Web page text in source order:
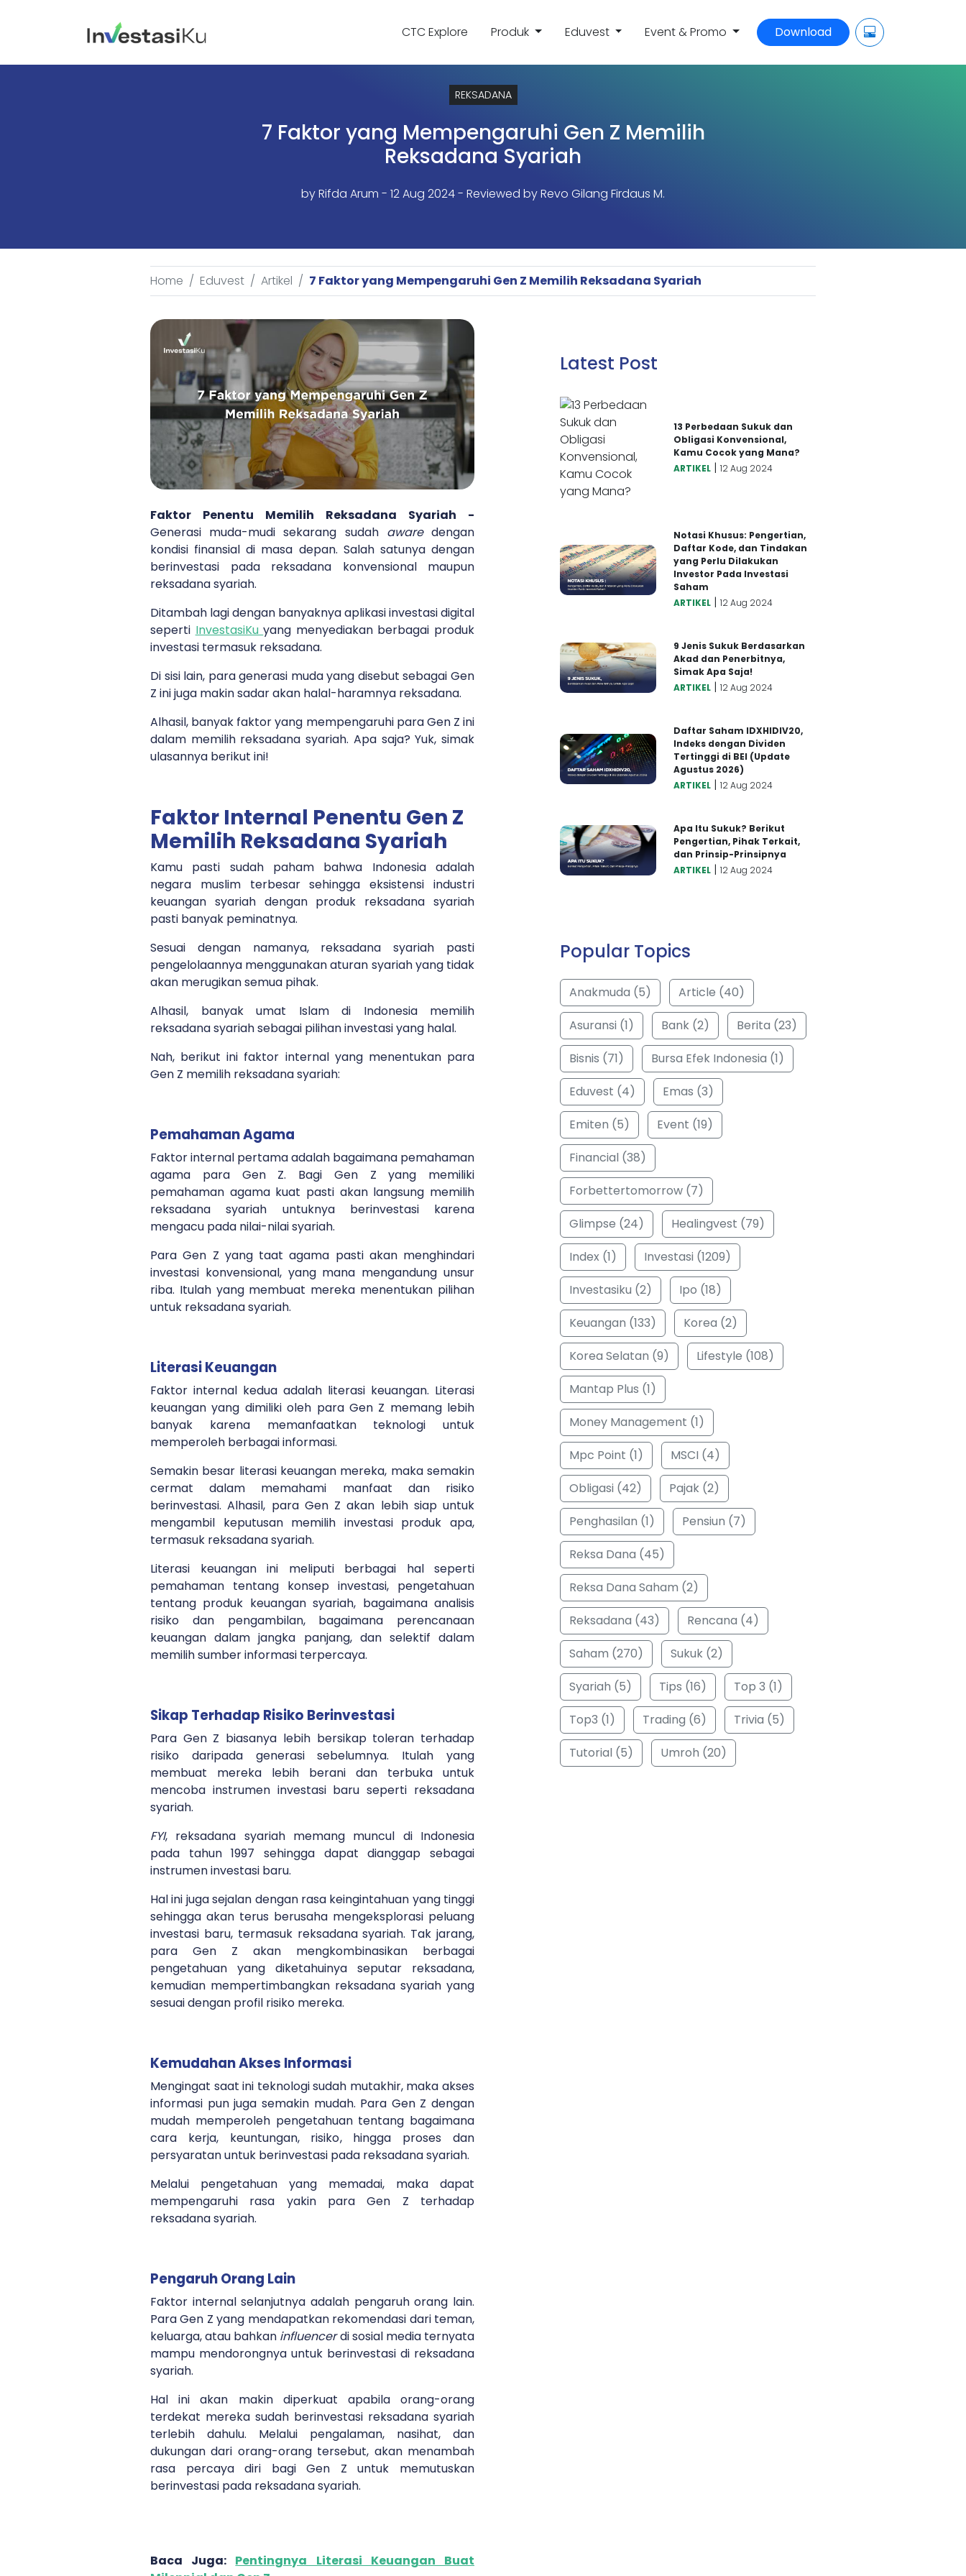
CTC Explore Produk Eduvest Event & Promo Download
REKSADANA
7 Faktor yang Mempengaruhi Gen Z Memilih
Reksadana Syariah
byRifda Arum - 12 Aug 2024 - Reviewed by Revo Gilang Firdaus M.
Home Eduvest Artikel 7 Faktor yang Mempengaruhi Gen Z Memilih Reksadana Syariah
Faktor Penentu Memilih Reksadana Syariah -
Generasi muda-mudi sekarang sudah awaredengan
kondisi finansial di masa depan. Salah satunya dengan
berinvestasi pada reksadana konvensional maupun
reksadana syariah.
Ditambah lagi dengan banyaknya aplikasi investasi digital
seperti InvestasiKuyang menyediakan berbagai produk
investasi termasuk reksadana.
Di sisi lain, para generasi muda yang disebut sebagai Gen
Z ini juga makin sadar akan halal-haramnya reksadana.
Alhasil, banyak faktor yang mempengaruhi para Gen Z ini
dalam memilih reksadana syariah. Apa saja? Yuk, simak
ulasannya berikut ini!
Faktor Internal Penentu Gen Z
Memilih Reksadana Syariah
Kamu pasti sudah paham bahwa Indonesia adalah
negara muslim terbesar sehingga eksistensi industri
keuangan syariah dengan produk reksadana syariah
pasti banyak peminatnya.
Sesuai dengan namanya, reksadana syariah pasti
pengelolaannya menggunakan aturan syariah yang tidak
akan merugikan semua pihak.
Alhasil, banyak umat Islam di Indonesia memilih
reksadana syariah sebagai pilihan investasi yang halal.
Nah, berikut ini faktor internal yang menentukan para
Gen Z memilih reksadana syariah:
Pemahaman Agama
Faktor internal pertama adalah bagaimana pemahaman
agama para Gen Z. Bagi Gen Z yang memiliki
pemahaman agama kuat pasti akan langsung memilih
reksadana syariah untuknya berinvestasi karena
mengacu pada nilai-nilai syariah.
Para Gen Z yang taat agama pasti akan menghindari
investasi konvensional, yang mana mengandung unsur
riba. Itulah yang membuat mereka menentukan pilihan
untuk reksadana syariah.
Literasi Keuangan
Faktor internal kedua adalah literasi keuangan. Literasi
keuangan yang dimiliki oleh para Gen Z memang lebih
banyak karena memanfaatkan teknologi untuk
memperoleh berbagai informasi.
Semakin besar literasi keuangan mereka, maka semakin
cermat dalam memahami manfaat dan risiko
berinvestasi. Alhasil, para Gen Z akan lebih siap untuk
mengambil keputusan memilih investasi produk apa,
termasuk reksadana syariah.
Literasi keuangan ini meliputi berbagai hal seperti
pemahaman tentang konsep investasi, pengetahuan
tentang produk keuangan syariah, bagaimana analisis
risiko dan pengambilan, bagaimana perencanaan
keuangan dalam jangka panjang, dan selektif dalam
memilih sumber informasi terpercaya.
Sikap Terhadap Risiko Berinvestasi
Para Gen Z biasanya lebih bersikap toleran terhadap
risiko daripada generasi sebelumnya. Itulah yang
membuat mereka lebih berani dan terbuka untuk
mencoba instrumen investasi baru seperti reksadana
syariah.
FYI, reksadana syariah memang muncul di Indonesia
pada tahun 1997 sehingga dapat dianggap sebagai
instrumen investasi baru.
Hal ini juga sejalan dengan rasa keingintahuan yang tinggi
sehingga akan terus berusaha mengeksplorasi peluang
investasi baru, termasuk reksadana syariah. Tak jarang,
para Gen Z akan mengkombinasikan berbagai
pengetahuan yang diketahuinya seputar reksadana,
kemudian mempertimbangkan reksadana syariah yang
sesuai dengan profil risiko mereka.
Kemudahan Akses Informasi
Mengingat saat ini teknologi sudah mutakhir, maka akses
informasi pun juga semakin mudah. Para Gen Z dengan
mudah memperoleh pengetahuan tentang bagaimana
cara kerja, keuntungan, risiko, hingga proses dan
persyaratan untuk berinvestasi pada reksadana syariah.
Melalui pengetahuan yang memadai, maka dapat
mempengaruhi rasa yakin para Gen Z terhadap
reksadana syariah.
Pengaruh Orang Lain
Faktor internal selanjutnya adalah pengaruh orang lain.
Para Gen Z yang mendapatkan rekomendasi dari teman,
keluarga, atau bahkan influencerdi sosial media ternyata
mampu mendorongnya untuk berinvestasi di reksadana
syariah.
Hal ini akan makin diperkuat apabila orang-orang
terdekat mereka sudah berinvestasi reksadana syariah
terlebih dahulu. Melalui pengalaman, nasihat, dan
dukungan dari orang-orang tersebut, akan menambah
rasa percaya diri bagi Gen Z untuk memutuskan
berinvestasi pada reksadana syariah.
Baca Juga: Pentingnya Literasi Keuangan Buat
Latest Post
13 Perbedaan Sukuk dan
Obligasi Konvensional,
Kamu Cocok yang Mana?
ARTIKEL |12 Aug 2024
Notasi Khusus: Pengertian,
Daftar Kode, dan Tindakan
yang Perlu Dilakukan
Investor Pada Investasi
Saham
ARTIKEL |12 Aug 2024
9 Jenis Sukuk Berdasarkan
Akad dan Penerbitnya,
Simak Apa Saja!
ARTIKEL |12 Aug 2024
Daftar Saham IDXHIDIV20,
Indeks dengan Dividen
Tertinggi di BEI (Update
Agustus 2026)
ARTIKEL |12 Aug 2024
Apa Itu Sukuk? Berikut
Pengertian, Pihak Terkait,
dan Prinsip-Prinsipnya
ARTIKEL |12 Aug 2024
Popular Topics
Anakmuda (5)
Article (40)
Asuransi (1)
Bank (2)
Berita (23)
Bisnis (71)
Bursa Efek Indonesia (1)
Eduvest (4)
Emas (3)
Emiten (5)
Event (19)
Financial (38)
Forbettertomorrow (7)
Glimpse (24)
Healingvest (79)
Index (1)
Investasi (1209)
Investasiku (2)
Ipo (18)
Keuangan (133)
Korea (2)
Korea Selatan (9)
Lifestyle (108)
Mantap Plus (1)
Money Management (1)
Mpc Point (1)
MSCI (4)
Obligasi (42)
Pajak (2)
Penghasilan (1)
Pensiun (7)
Reksa Dana (45)
Reksa Dana Saham (2)
Reksadana (43)
Rencana (4)
Saham (270)
Sukuk (2)
Syariah (5)
Tips (16)
Top 3 (1)
Top3 (1)
Trading (6)
Trivia (5)
Tutorial (5)
Umroh (20)